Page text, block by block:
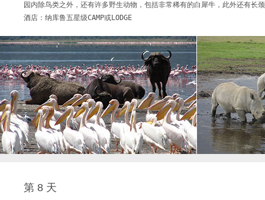
园内除鸟类之外，还有许多野生动物，包括非常稀有的白犀牛，此外还有长
第 8 天